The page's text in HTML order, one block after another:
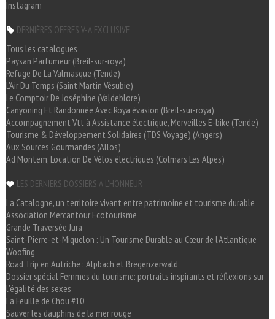
Instagram
DERNIÈRES OFFRES V-A EXCLUSIVE
Tous les catalogues
Paysan Parfumeur (Breil-sur-roya)
Refuge De La Valmasque (Tende)
L'Air Du Temps (Saint Martin Vésubie)
Le Comptoir De Joséphine (Valdeblore)
Canyoning Et Randonnée Avec Roya évasion (Breil-sur-roya)
Accompagnement Vtt à Assistance électrique, Merveilles E-bike (Tende)
Tourisme & Développement Solidaires (TDS Voyage) (Angers)
Aux Sources Gourmandes (Allos)
Ad Montem, Location De Vélos électriques (Colmars Les Alpes)
LES DERNIERS DOSSIERS A L'HONNEUR
La Catalogne, un territoire vivant entre patrimoine et tourisme durable
Association Mercantour Ecotourisme
Grande Traversée Jura
Saint-Pierre-et-Miquelon : Un Tourisme Durable au Cœur de l'Atlantique
Woofing
Road Trip en Autriche : Alpbach et Bregenzerwald
Dossier spécial Femmes du tourisme: portraits inspirants et réflexions sur
l'égalité des sexes
La Feuille de Chou #10
Sauver les dauphins de la mer rouge